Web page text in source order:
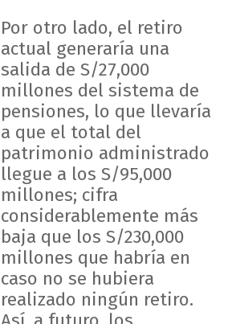
Por otro lado, el retiro
actual generaría una
salida de S/27,000
millones del sistema de
pensiones, lo que llevaría
a que el total del
patrimonio administrado
llegue a los S/95,000
millones; cifra
considerablemente más
baja que los S/230,000
millones que habría en
caso no se hubiera
realizado ningún retiro.